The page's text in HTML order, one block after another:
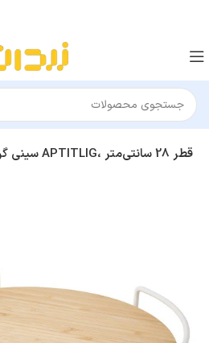
سینی گردان نظم دهنده بامبو ایکیا APTITLIG، قطر 28 سانتی‌متر